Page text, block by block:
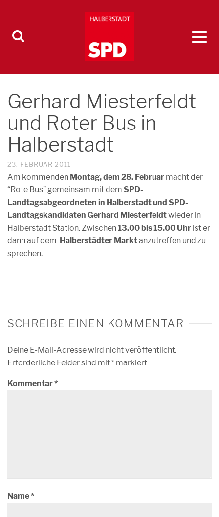
Gerhard Miesterfeldt
und Roter Bus in
Halberstadt
23. FEBRUAR 2011
Am kommenden Montag, dem 28. Februar macht der
“Rote Bus” gemeinsam mit dem SPD-
Landtagsabgeordneten in Halberstadt und SPD-
Landtagskandidaten Gerhard Miesterfeldtwieder in
Halberstadt Station. Zwischen13.00 bis 15.00 Uhr ist er
dann auf dem Halberstädter Marktanzutreffen und zu
sprechen.
SCHREIBE EINEN KOMMENTAR
Deine E-Mail-Adresse wird nicht veröffentlicht.
Erforderliche Felder sind mit* markiert
Kommentar*
Name*